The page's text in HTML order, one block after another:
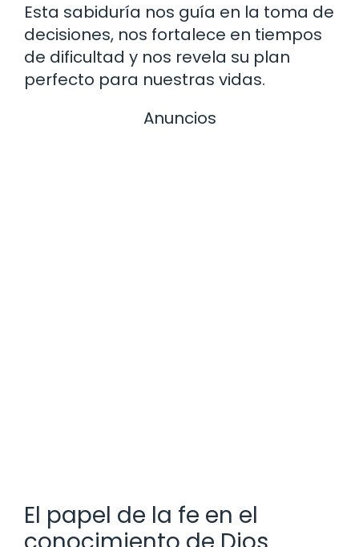
Esta sabiduría nos guía en la toma de
decisiones, nos fortalece en tiempos
de dificultad y nos revela su plan
perfecto para nuestras vidas.
Anuncios
El papel de la fe en el